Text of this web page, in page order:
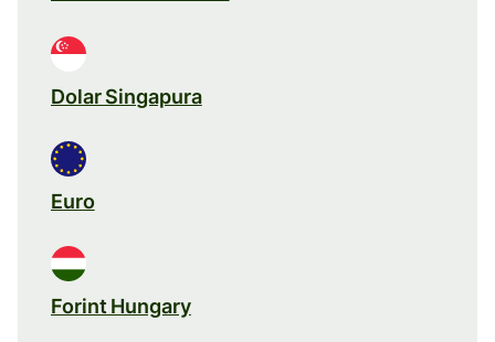
Dolar Singapura
Euro
Forint Hungary